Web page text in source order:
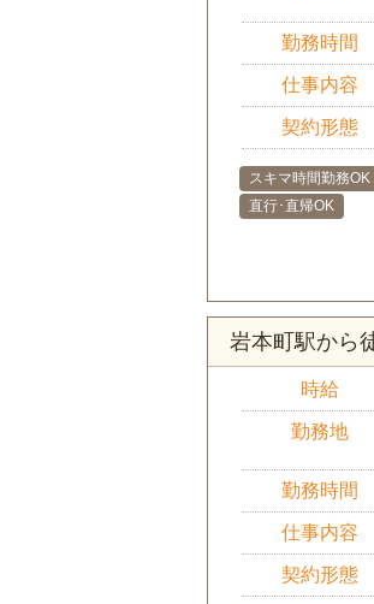
勤務時間
仕事内容
契約形態
スキマ時間勤務OK
直行･直帰OK
岩本町駅から
時給
勤務地
勤務時間
仕事内容
契約形態